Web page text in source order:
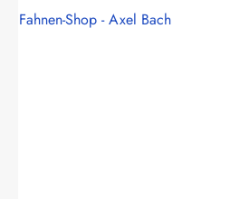
Fahnen-Shop - Axel Bach